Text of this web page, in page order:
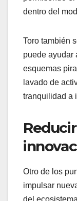
dentro del
Toro también
puede ayudar
esquemas
lavado de
tranquilidad a
Otro de los
impulsar
del